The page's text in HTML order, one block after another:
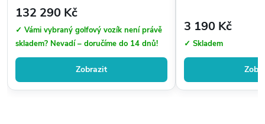
132 290 Kč
✓ Vámi vybraný golfový vozík není právě
skladem? Nevadí – doručíme do 14 dnů!
Zobrazit
3 190 Kč
✓ Skladem